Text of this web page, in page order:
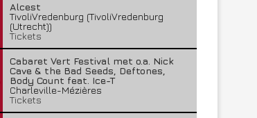
Alcest
TivoliVredenburg (TivoliVredenburg
(Utrecht))
Tickets
Cabaret Vert Festival met o.a. Nick
Cave & the Bad Seeds, Deftones,
Body Count feat. Ice-T
Charleville-Mézières
Tickets